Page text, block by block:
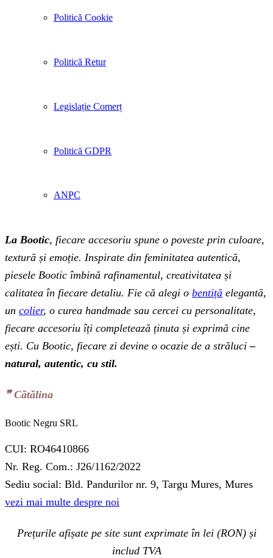
Politică Cookie
Politică Retur
Legislație Comerț
Politică GDPR
ANPC
La Bootic, fiecare accesoriu spune o poveste prin culoare,
textură și emoție. Inspirate din feminitatea autentică,
piesele Bootic îmbină rafinamentul, creativitatea și
calitatea în fiecare detaliu. Fie că alegi o bentiță elegantă,
un colier, o curea handmade sau cercei cu personalitate,
fiecare accesoriu îți completează ținuta și exprimă cine
ești. Cu Bootic, fiecare zi devine o ocazie de a străluci –
natural, autentic, cu stil.
❞‬ Cătălina
Bootic Negru SRL
CUI: RO46410866
Nr. Reg. Com.: J26/1162/2022
Sediu social: Bld. Pandurilor nr. 9, Targu Mures, Mures
vezi mai multe despre noi
Prețurile afișate pe site sunt exprimate în lei (RON) și
includ TVA